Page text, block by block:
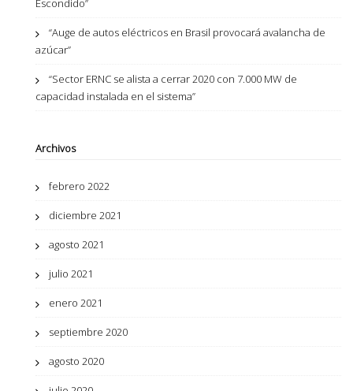
Escondido”
“Auge de autos eléctricos en Brasil provocará avalancha de
azúcar”
“Sector ERNC se alista a cerrar 2020 con 7.000 MW de
capacidad instalada en el sistema”
Archivos
febrero 2022
diciembre 2021
agosto 2021
julio 2021
enero 2021
septiembre 2020
agosto 2020